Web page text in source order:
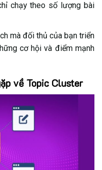
chạy theo số lượng bài
mà đối thủ của bạn triển
cơ hội và điểm mạnh
về Topic Cluster